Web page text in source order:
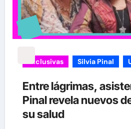
Exclusivas Silvia Pinal
Entre lágrimas,
Pinal revela nuevos
su salud